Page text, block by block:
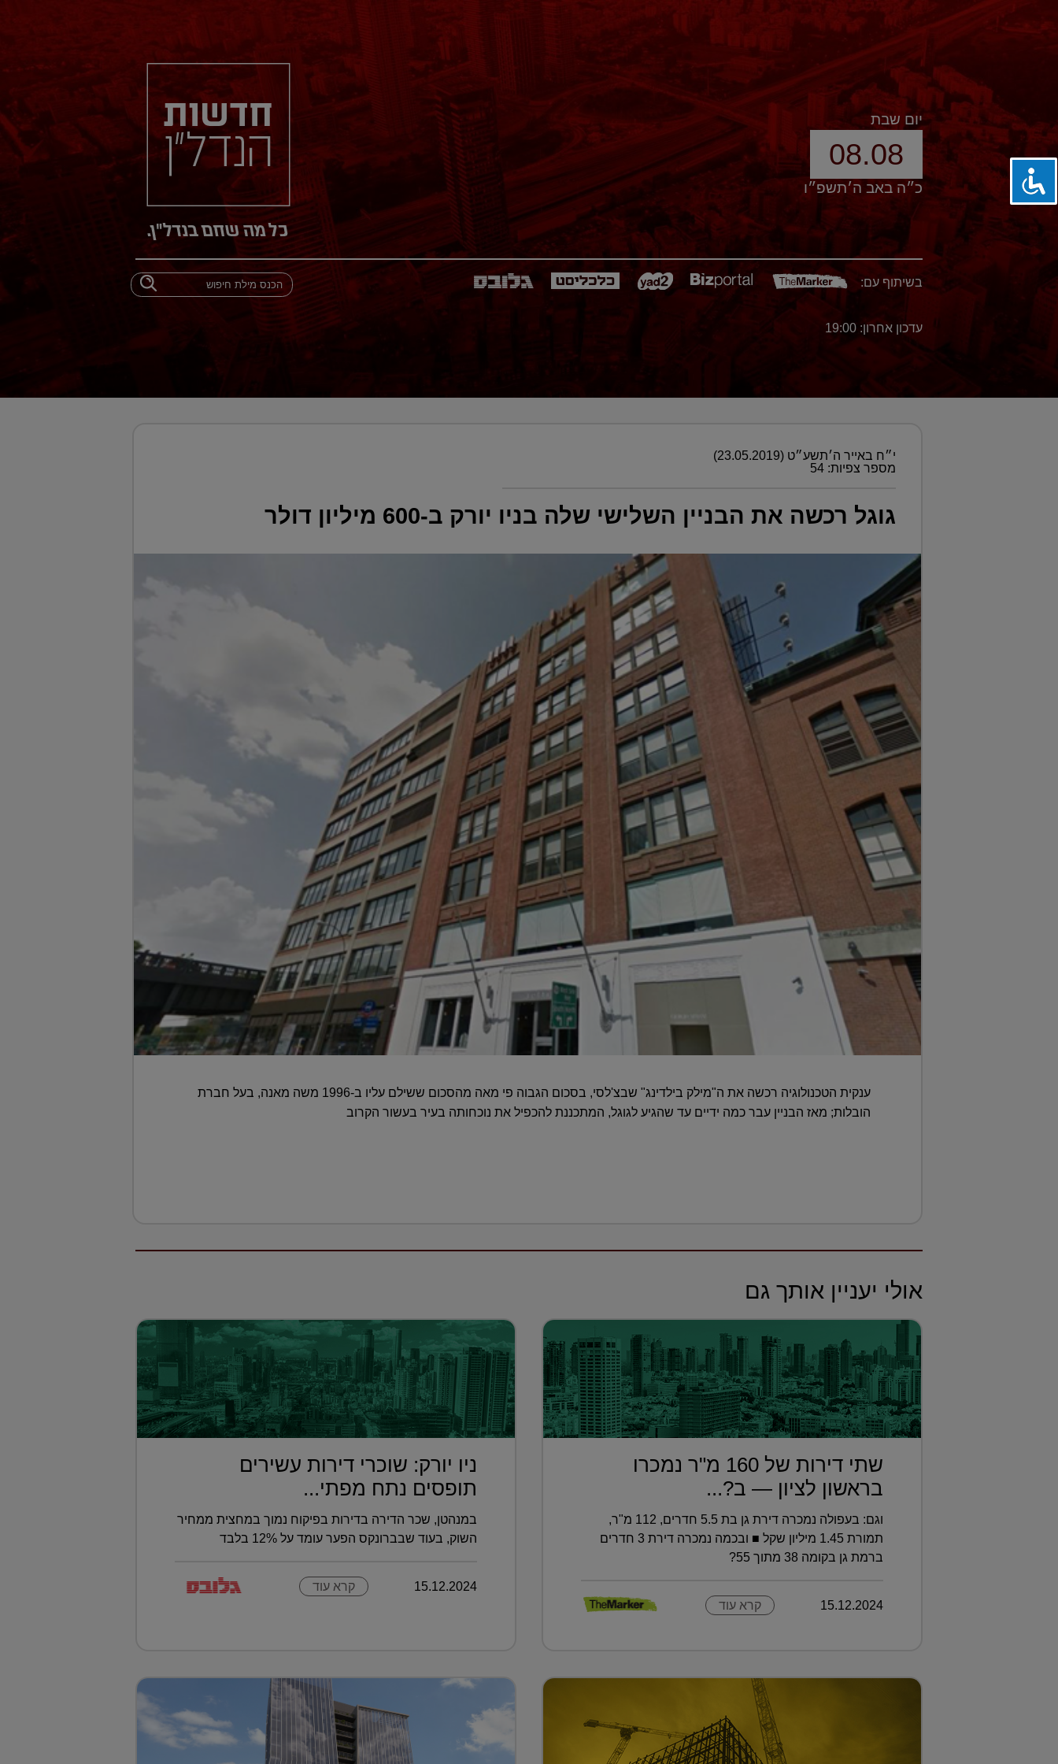
יום שבת
08.08
כ״ה באב ה׳תשפ״ו
בשיתוף עם:
עדכון אחרון: 19:00
י״ח באייר ה׳תשע״ט (23.05.2019)
מספר צפיות: 54
גוגל רכשה את הבניין השלישי שלה בניו יורק ב-600 מיליון דולר
ענקית הטכנולוגיה רכשה את ה"מילק בילדינג" שבצ'לסי, בסכום הגבוה פי מאה מהסכום ששילם עליו ב-1996 משה מאנה, בעל חברת
הובלות; מאז הבניין עבר כמה ידיים עד שהגיע לגוגל, המתכננת להכפיל את נוכחותה בעיר בעשור הקרוב
אולי יעניין אותך גם
שתי דירות של 160 מ"ר נמכרו
בראשון לציון — ב?...
וגם: בעפולה נמכרה דירת גן בת 5.5 חדרים, 112 מ"ר,
תמורת 1.45 מיליון שקל ■ ובכמה נמכרה דירת 3 חדרים
ברמת גן בקומה 38 מתוך 55?
15.12.2024 קרא עוד
ניו יורק: שוכרי דירות עשירים
תופסים נתח מפתי...
במנהטן, שכר הדירה בדירות בפיקוח נמוך במחצית ממחיר
השוק, בעוד שבברונקס הפער עומד על 12% בלבד
15.12.2024 קרא עוד